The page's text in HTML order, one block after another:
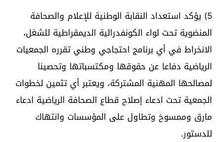
5) يؤكد استعداد النقابة الوطنية للإعلام والصحافة
المنضوية تحت لواء الكونفدرالية الديمقراطية للشغل،
الانخراط في أي برنامج احتجاجي وطني تقرره الجمعيات
الرياضية دفاعا عن حقوقها ومكتسباتها وتحصينا
لمصالحها المهنية المشتركة، ويعتبر أي تثمين لخطوات
الجمعية تحت ادعاء إصلاح قطاع الصحافة الرياضية ادعاء
مارق وممسوخ وتطاول على المؤسسات وانتهاك
للدستور.